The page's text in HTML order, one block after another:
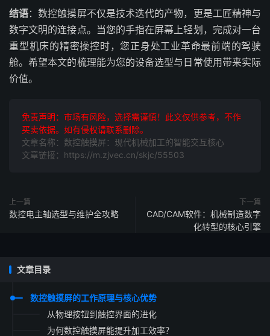
结语：数控触摸屏不仅是技术迭代的产物，更是工匠精神与
数字文明的连接点。当您的手指在屏幕上轻划，完成对一台
重型机床的精密操控时，您正身处工业革命最前端的驾驶
舱。希望本文的梳理能为您的设备选型与日常使用带来实际
价值。
免责声明：市场有风险，选择需谨慎！此文仅供参考，不作
买卖依据。如有侵权请联系删除。
文章名称：数控触摸屏：现代机械加工的智能交互核心
文章链接：https://m.zjvec.cn/skjc/55503
上一篇
数控电主轴选型与维护全攻略
下一篇
CAD/CAM软件：机械制造数字
化转型的核心引擎
文章目录
数控触摸屏的工作原理与核心优势
从物理按钮到触控界面的进化
为何数控触摸屏能提升加工效率？